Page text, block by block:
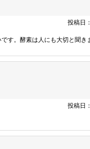
投稿日
す。酵素は人にも大切と聞き
投稿日